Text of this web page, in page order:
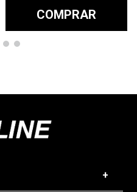
COMPRAR
+